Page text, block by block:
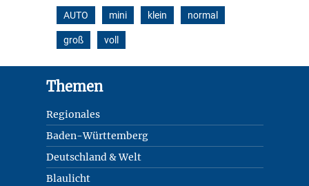
AUTO
mini klein normal
groß voll
Themen
Regionales
Baden-Württemberg
Deutschland & Welt
Blaulicht